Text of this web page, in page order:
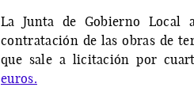
La Junta de Gobierno Local
contratación de las obras de
que sale a licitación por
euros.